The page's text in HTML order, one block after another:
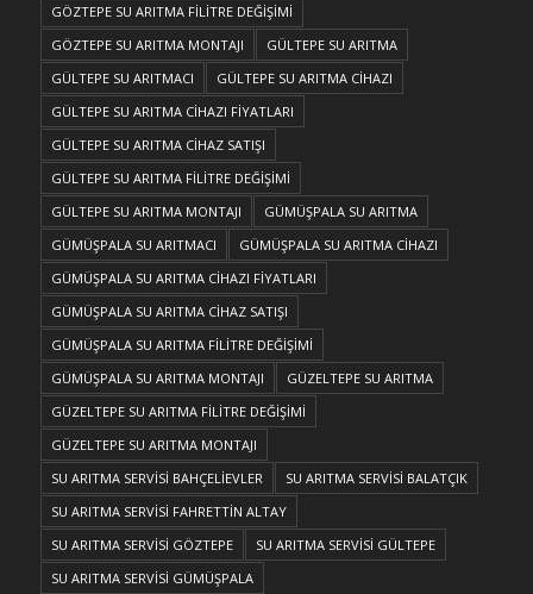
GÖZTEPE SU ARITMA FİLİTRE DEĞİŞİMİ
GÖZTEPE SU ARITMA MONTAJI
GÜLTEPE SU ARITMA
GÜLTEPE SU ARITMACI
GÜLTEPE SU ARITMA CİHAZI
GÜLTEPE SU ARITMA CİHAZI FİYATLARI
GÜLTEPE SU ARITMA CİHAZ SATIŞI
GÜLTEPE SU ARITMA FİLİTRE DEĞİŞİMİ
GÜLTEPE SU ARITMA MONTAJI
GÜMÜŞPALA SU ARITMA
GÜMÜŞPALA SU ARITMACI
GÜMÜŞPALA SU ARITMA CİHAZI
GÜMÜŞPALA SU ARITMA CİHAZI FİYATLARI
GÜMÜŞPALA SU ARITMA CİHAZ SATIŞI
GÜMÜŞPALA SU ARITMA FİLİTRE DEĞİŞİMİ
GÜMÜŞPALA SU ARITMA MONTAJI
GÜZELTEPE SU ARITMA
GÜZELTEPE SU ARITMA FİLİTRE DEĞİŞİMİ
GÜZELTEPE SU ARITMA MONTAJI
SU ARITMA SERVİSİ BAHÇELİEVLER
SU ARITMA SERVİSİ BALATÇIK
SU ARITMA SERVİSİ FAHRETTİN ALTAY
SU ARITMA SERVİSİ GÖZTEPE
SU ARITMA SERVİSİ GÜLTEPE
SU ARITMA SERVİSİ GÜMÜŞPALA